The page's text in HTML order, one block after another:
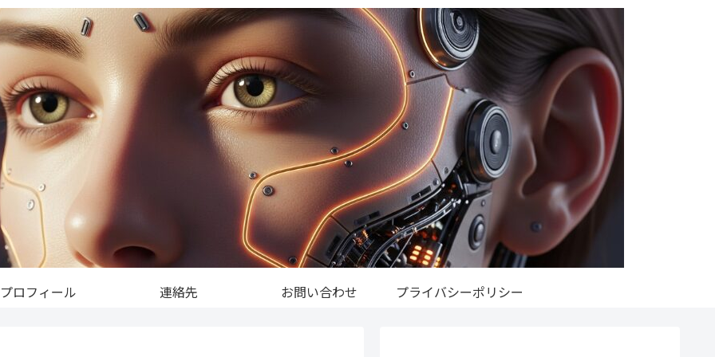
プロフィール 連絡先 お問い合わせ プライバシーポリシー